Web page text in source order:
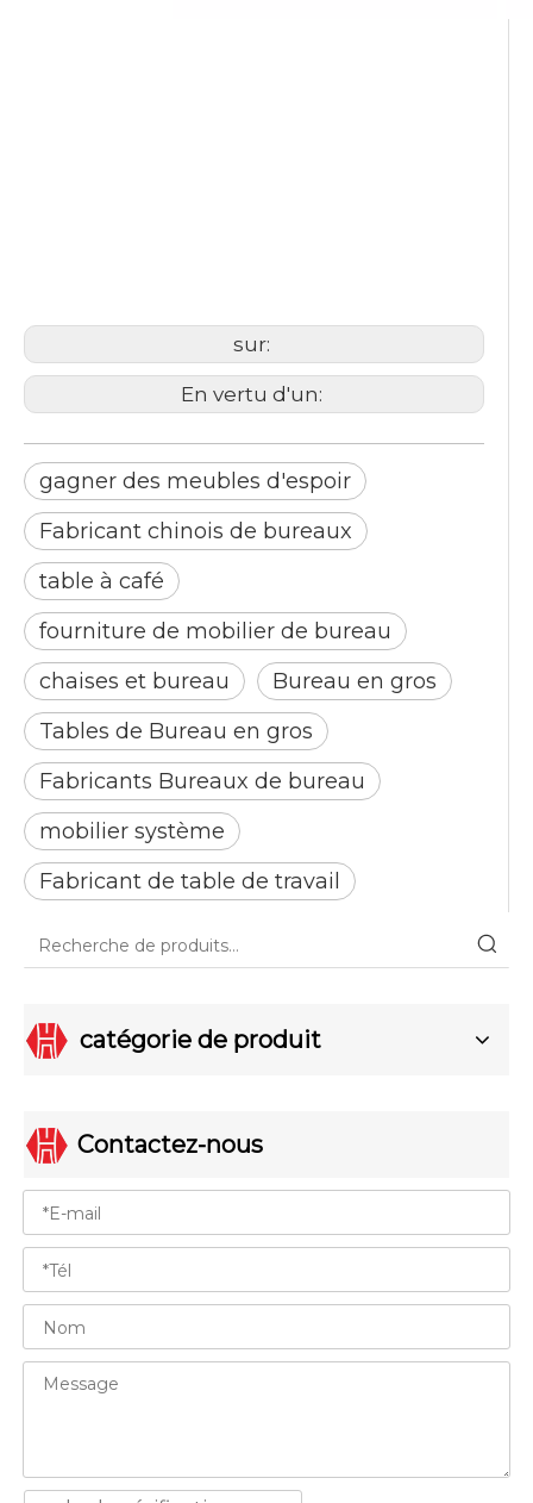
sur:
En vertu d'un:
gagner des meubles d'espoir
Fabricant chinois de bureaux
table à café
fourniture de mobilier de bureau
chaises et bureau
Bureau en gros
Tables de Bureau en gros
Fabricants Bureaux de bureau
mobilier système
Fabricant de table de travail
catégorie de produit
Contactez-nous